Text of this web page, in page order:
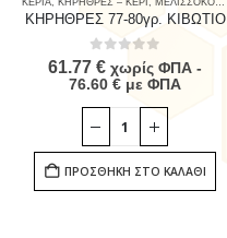
ΚΕΡΙΑ, ΚΗΡΗΘΡΕΣ – ΚΕΡΙ , ΜΕΛΙΣΣΟΚΟΜΙΚΟΣ ΕΞΟΠΛΙΣΜΟΣ
ΚΗΡΗΘΡΕΣ 77-80γρ. ΚΙΒΩΤΙΟ
0out of 5
61.77 € χωρίς ΦΠΑ -
76.60 € με ΦΠΑ
ΠΡΟΣΘΉΚΗ ΣΤΟ ΚΑΛΆΘΙ